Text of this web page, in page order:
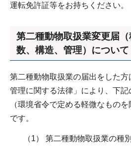
運転免許証等をお持ちください。
第二種動物取扱業変更届
数、構造、管理）について
第二種動物取扱業の届出をした
管理に関する法律」により、下
（環境省令で定める軽微なもの
です。
（1） 第二種動物取扱業の種別